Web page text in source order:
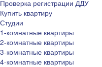
Проверка регистрации ДДУ
Купить квартиру
Студии
1-комнатные квартиры
2-комнатные квартиры
3-комнатные квартиры
4-комнатные квартиры